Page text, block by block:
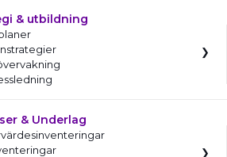
& utbildning
& Underlag